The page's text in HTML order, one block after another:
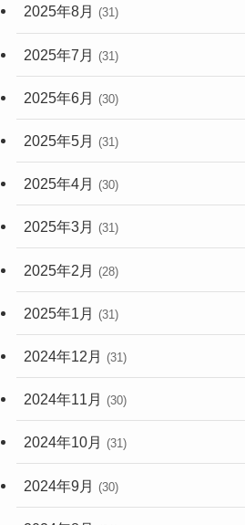
2025年8月 (31)
2025年7月 (31)
2025年6月 (30)
2025年5月 (31)
2025年4月 (30)
2025年3月 (31)
2025年2月 (28)
2025年1月 (31)
2024年12月 (31)
2024年11月 (30)
2024年10月 (31)
2024年9月 (30)